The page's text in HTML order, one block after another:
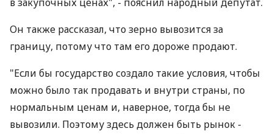
Он также рассказал, что зерно вывозится за
границу, потому что там его дороже продают.
"Если бы государство создало такие условия, чтобы
можно было так продавать и внутри страны, по
нормальным ценам и, наверное, тогда бы не
вывозили. Поэтому здесь должен быть рынок -